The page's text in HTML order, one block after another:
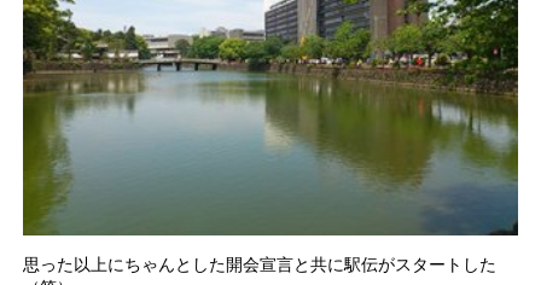
思った以上にちゃんとした開会宣言と共に駅伝がスタートした